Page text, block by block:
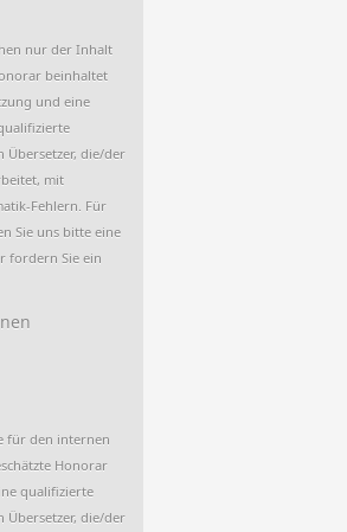
nur der Inhalt
beinhaltet
und eine
Übersetzer, die/der
mit
Fehlern. Für
Sie uns bitte eine
fordern Sie ein
für den internen
Honorar
qualifizierte
Übersetzer, die/der